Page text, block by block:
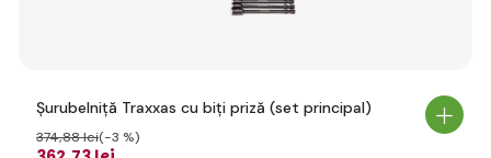
Șurubelniță Traxxas cu biți priză (set principal)
374,88 lei(-3 %)